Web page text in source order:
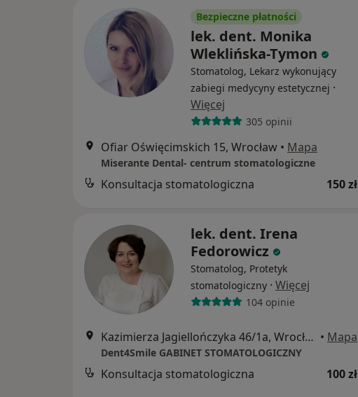
Bezpieczne płatności
lek. dent. Monika
Wleklińska-Tymon
Stomatolog, Lekarz wykonujący
zabiegi medycyny estetycznej ·
Więcej
305 opinii
Ofiar Oświęcimskich 15, Wrocław • Mapa
Miserante Dental- centrum stomatologiczne
Konsultacja stomatologiczna 150 zł
lek. dent. Irena
Fedorowicz
Stomatolog, Protetyk
stomatologiczny · Więcej
104 opinie
Kazimierza Jagiellończyka 46/1a, Wrocław • Mapa
Dent4Smile GABINET STOMATOLOGICZNY
Konsultacja stomatologiczna 100 zł